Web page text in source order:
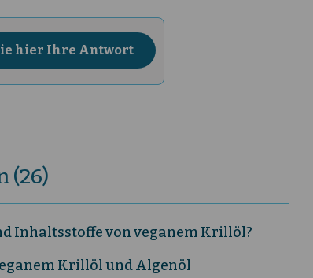
(26)
Inhaltsstoffe von veganem Krillöl?
Krillöl und Algenöl